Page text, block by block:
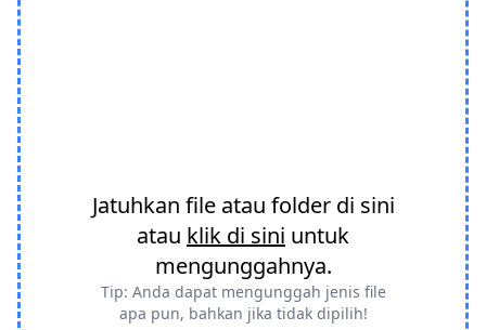
Jatuhkan file atau folder di sini
atau klik di sini untuk
mengunggahnya.
Tip: Anda dapat mengunggah jenis file
apa pun, bahkan jika tidak dipilih!